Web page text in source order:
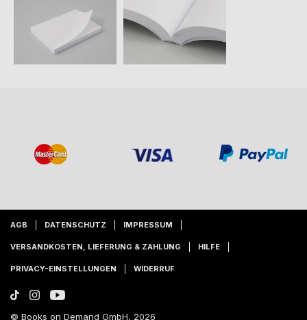
AGB DATENSCHUTZ IMPRESSUM
VERSANDKOSTEN, LIEFERUNG & ZAHLUNG HILFE
PRIVACY-EINSTELLUNGEN WIDERRUF
© Books on Demand GmbH, 2026